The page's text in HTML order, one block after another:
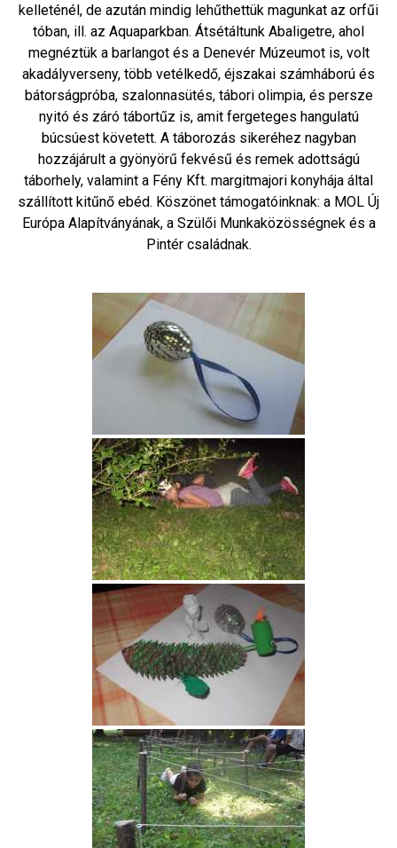
kelleténél, de azután mindig lehűthettük magunkat az orfűi
tóban, ill. az Aquaparkban. Átsétáltunk Abaligetre, ahol
megnéztük a barlangot és a Denevér Múzeumot is, volt
akadályverseny, több vetélkedő, éjszakai számháború és
bátorságpróba, szalonnasütés, tábori olimpia, és persze
nyitó és záró tábortűz is, amit fergeteges hangulatú
búcsúest követett. A táborozás sikeréhez nagyban
hozzájárult a gyönyörű fekvésű és remek adottságú
táborhely, valamint a Fény Kft. margitmajori konyhája által
szállított kitűnő ebéd. Köszönet támogatóinknak: a MOL Új
Európa Alapítványának, a Szülői Munkaközösségnek és a
Pintér családnak.